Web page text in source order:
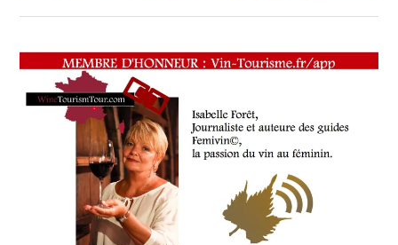
WINE
TOUR,
WINETASTINGVOUCHER.COM